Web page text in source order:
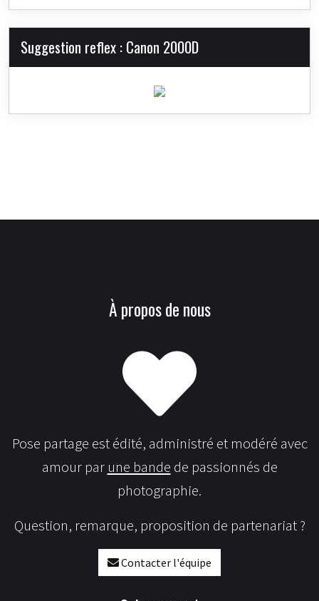
Suggestion reflex : Canon 2000D
À propos de nous
Pose partage est édité, administré et modéré avec
amour par une bande de passionnés de
photographie.
Question, remarque, proposition de partenariat ?
Contacter l'équipe